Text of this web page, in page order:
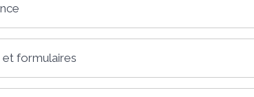
et formulaires